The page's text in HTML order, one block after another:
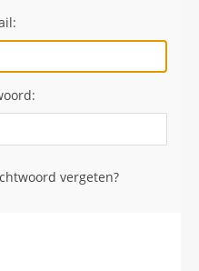
vergeten?